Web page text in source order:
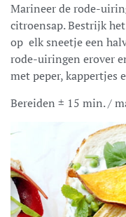
Marineer de rode-
citroensap. Bestrijk
op elk sneetje een
rode-uiringen erover
met peper, kappertjes
Bereiden ± 15 min. /